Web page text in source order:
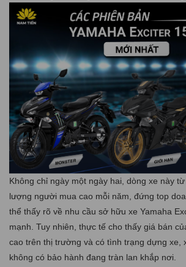
Không chỉ ngày một ngày hai, dòng xe này
lượng người mua cao mỗi năm, đứng top
thể thấy rõ về nhu cầu sở hữu xe Yamaha
mạnh. Tuy nhiên, thực tế cho thấy giá bán
cao trên thị trường và có tình trạng dựng xe,
không có bảo hành đang tràn lan khắp nơi.